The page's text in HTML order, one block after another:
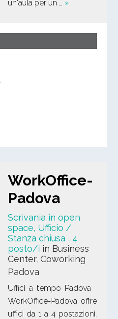
un'aula per un … »
WorkOffice-
Padova
Scrivania in open
space, Ufficio /
Stanza chiusa , 4
posto/i in Business
Center, Coworking
Padova
Uffici a tempo Padova
WorkOffice-Padova offre
uffici da 1 a 4 postazioni,